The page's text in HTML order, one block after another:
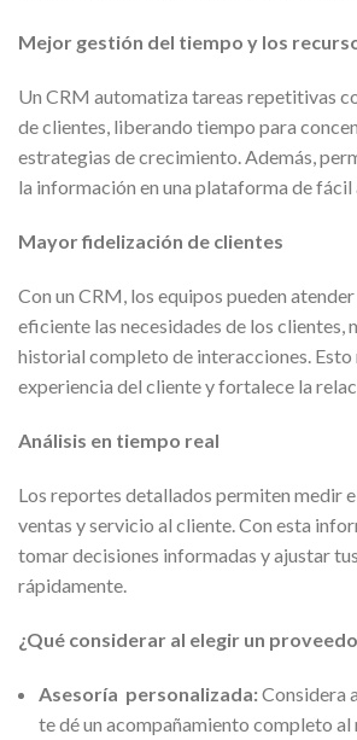
Mejor gestión del tiempo y los
Un CRM automatiza tareas repetitivas
de clientes, liberando tiempo para
estrategias de crecimiento. Además,
la información en una plataforma de fácil
Mayor fidelización de clientes
Con un CRM, los equipos pueden
eficiente las necesidades de los clientes,
historial completo de interacciones. Esto
experiencia del cliente y fortalece la
Análisis en tiempo real
Los reportes detallados permiten medir
ventas y servicio al cliente. Con esta
tomar decisiones informadas y ajustar
rápidamente.
¿Qué considerar al elegir un
Asesoría personalizada:Considera
te dé un acompañamiento completo al